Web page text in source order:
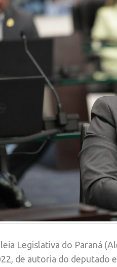
Legislativa do Paraná
de autoria do deputado